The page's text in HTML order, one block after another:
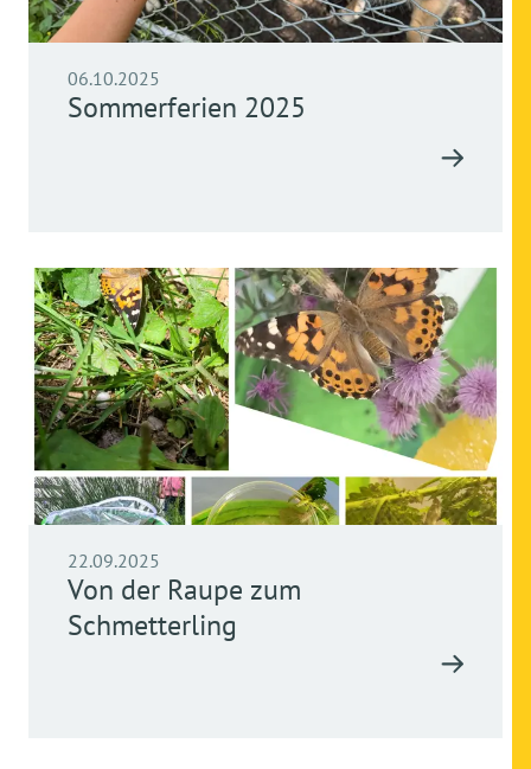
06.10.2025
Sommerferien 2025
22.09.2025
Von der Raupe zum
Schmetterling